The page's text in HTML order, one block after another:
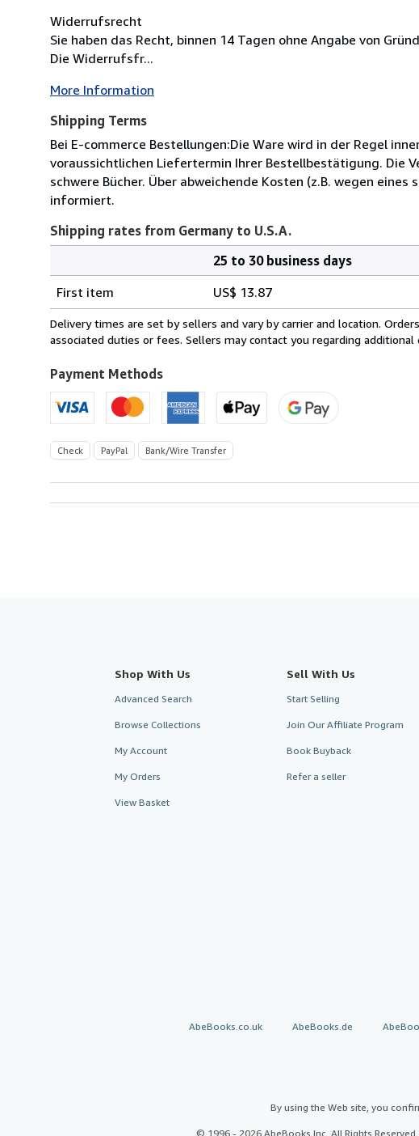
Widerrufsrecht
Sie haben das Recht, binnen 14 Tagen ohne Angabe von
Die Widerrufsfr...
More Information
Shipping Terms
Bei E-commerce Bestellungen:Die Ware wird in der Regel
voraussichtlichen Liefertermin Ihrer Bestellbestätigung. Die
schwere Bücher. Über abweichende Kosten (z.B. wegen
informiert.
Shipping rates from Germany to U.S.A.
rates
from
Germany
U.S.A.
25 to 30 business days
First item
US$ 13.87
Delivery times are set by sellers and vary by carrier and location.
associated duties or fees. Sellers may contact you regarding
Payment Methods
Check PayPal Bank/Wire Transfer
Shop With Us
Advanced Search
Browse Collections
My Account
My Orders
View Basket
Sell With Us
Start Selling
Join Our Affiliate Program
Book Buyback
Refer a seller
AbeBooks.co.uk AbeBooks.de
By using the Web site, you
© 1996 - 2026 AbeBooks Inc. All Rights